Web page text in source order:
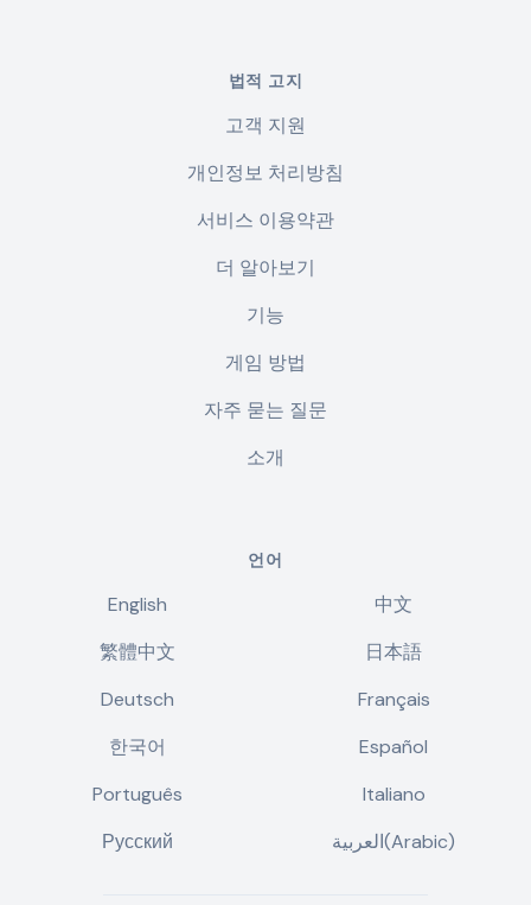
법적 고지
고객 지원
개인정보 처리방침
서비스 이용약관
더 알아보기
기능
게임 방법
자주 묻는 질문
소개
언어
English
中文
繁體中文
日本語
Deutsch
Français
한국어
Español
Português
Italiano
Русский
العربية(Arabic)